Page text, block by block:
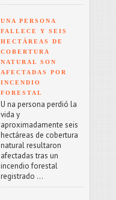
UNA PERSONA
FALLECE Y SEIS
HECTÁREAS DE
COBERTURA
NATURAL SON
AFECTADAS POR
INCENDIO
FORESTAL
U na persona perdió la
vida y
aproximadamente seis
hectáreas de cobertura
natural resultaron
afectadas tras un
incendio forestal
registrado ...